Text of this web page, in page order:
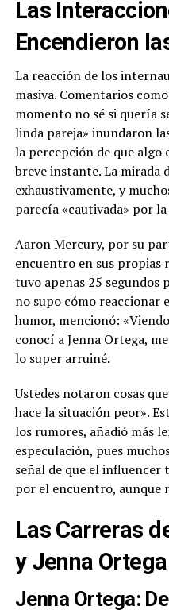
Las
Encendieron
La reacción de los
masiva. Comentarios
momento no sé si quería
linda pareja» inundaron
la percepción de que algo
breve instante. La mirada
exhaustivamente, y
parecía «cautivada» por
Aaron Mercury, por su
encuentro en sus propias
tuvo apenas 25 segundos
no supo cómo reaccionar
humor, mencionó:
conocí a Jenna Ortega,
lo super arruiné.
Ustedes notaron cosas
hace la situación peor».
los rumores, añadió más
especulación, pues
señal de que el
por el encuentro, aunque
Las Carreras
y Jenna Ortega
Jenna Ortega: